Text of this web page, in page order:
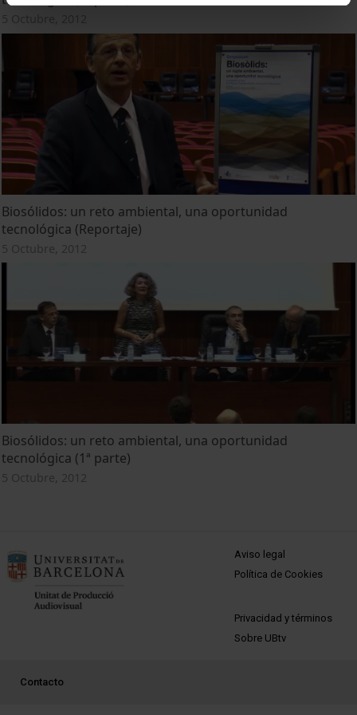
5 Octubre, 2012
Biosólidos: un reto ambiental, una oportunidad
tecnológica (Reportaje)
5 Octubre, 2012
Biosólidos: un reto ambiental, una oportunidad
tecnológica (1ª parte)
5 Octubre, 2012
MENÚ PEU 1
Aviso legal
Política de Cookies
PEU 2
Privacidad y términos
Sobre UBtv
PEU 3
Contacto